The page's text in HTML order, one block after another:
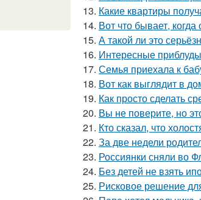
13. Какие квартиры
14. Вот что бывает,
15. А такой ли это
16. Интересные
17. Семья приехала к
18. Вот как выглядит в
19. Как просто сделать
20. Вы не поверите, но
21. Кто сказал, что
22. За две недели
23. Россиянки сняли во
24. Без детей не взять
25. Рисковое решение